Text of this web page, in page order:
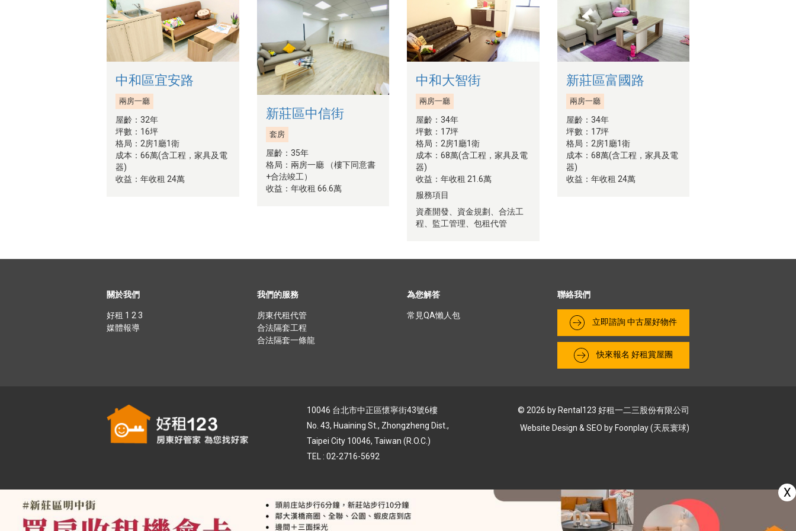
中和區宜安路
兩房一廳
屋齡：32年
坪數：16坪
格局：2房1廳1衛
成本：66萬(含工程，家具及電
器)
收益：年收租 24萬
新莊區中信街
套房
屋齡：35年
格局：兩房一廳 （樓下同意書
+合法竣工）
收益：年收租 66.6萬
中和大智街
兩房一廳
屋齡：34年
坪數：17坪
格局：2房1廳1衛
成本：68萬(含工程，家具及電
器)
收益：年收租 21.6萬
服務項目
資產開發、資金規劃、合法工
程、監工管理、包租代管
新莊區富國路
兩房一廳
屋齡：34年
坪數：17坪
格局：2房1廳1衛
成本：68萬(含工程，家具及電
器)
收益：年收租 24萬
關於我們
好租 1 2 3
媒體報導
我們的服務
房東代租代管
合法隔套⼯程
合法隔套⼀條龍
為您解答
常⾒QA懶⼈包
聯絡我們
​立即諮詢 中古屋好物件
快來報名 好租賞屋團
10046 台北市中正區懷寧街43號6樓
No. 43, Huaining St., Zhongzheng Dist.,
Taipei City 10046, Taiwan (R.O.C.)
TEL : 02-2716-5692
© 2026 by Rental123 好租⼀⼆三股份有限公司
Website Design & SEO by Foonplay (天辰寰球)
X